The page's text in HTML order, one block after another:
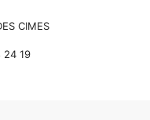
CIMES
24 19